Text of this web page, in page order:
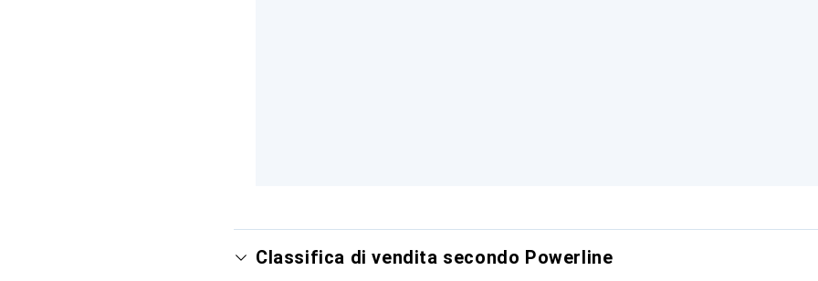
Classifica di vendita secondo Powerline